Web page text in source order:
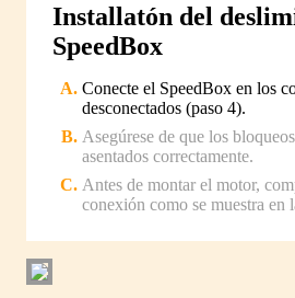
Installatón del
SpeedBox
Conecte el SpeedBox en los
desconectados (paso 4).
Asegúrese de que los
asentados correctamente.
Antes de montar el motor,
conexión como se muestra en